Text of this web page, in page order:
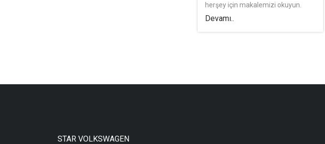
herşey için makalemizi okuyun.
Devamı..
STAR VOLKSWAGEN